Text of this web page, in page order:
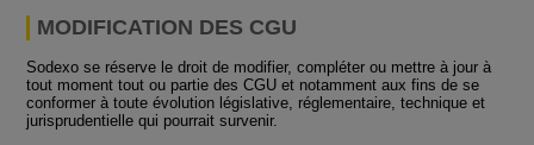
MODIFICATION DES CGU
Sodexo se réserve le droit de modifier, compléter ou mettre à jour à
tout moment tout ou partie des CGU et notamment aux fins de se
conformer à toute évolution législative, réglementaire, technique et
jurisprudentielle qui pourrait survenir.